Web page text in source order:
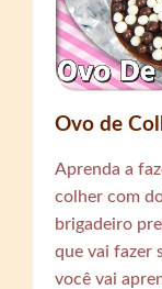
Ovo de
Aprenda a
colher com
brigadeiro
que vai fazer
você vai